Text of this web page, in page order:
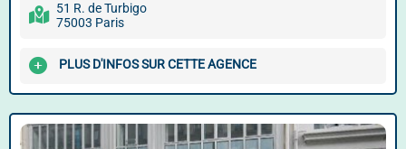
51 R. de Turbigo
75003 Paris
PLUS D'INFOS SUR CETTE AGENCE